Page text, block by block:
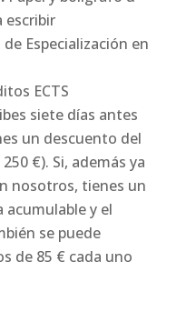
escribir
Especialización en
ECTS
siete días antes
un descuento del
€). Si, además ya
nosotros, tienes un
y el
se puede
de 85 € cada uno